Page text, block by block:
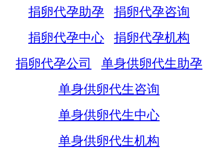
捐卵代孕助孕
捐卵代孕咨询
捐卵代孕中心
捐卵代孕机构
捐卵代孕公司
单身供卵代生助孕
单身供卵代生咨询
单身供卵代生中心
单身供卵代生机构